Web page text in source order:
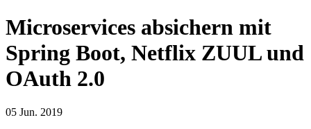
Microservices absichern mit
Spring Boot, Netflix ZUUL und
OAuth 2.0
05 Jun. 2019